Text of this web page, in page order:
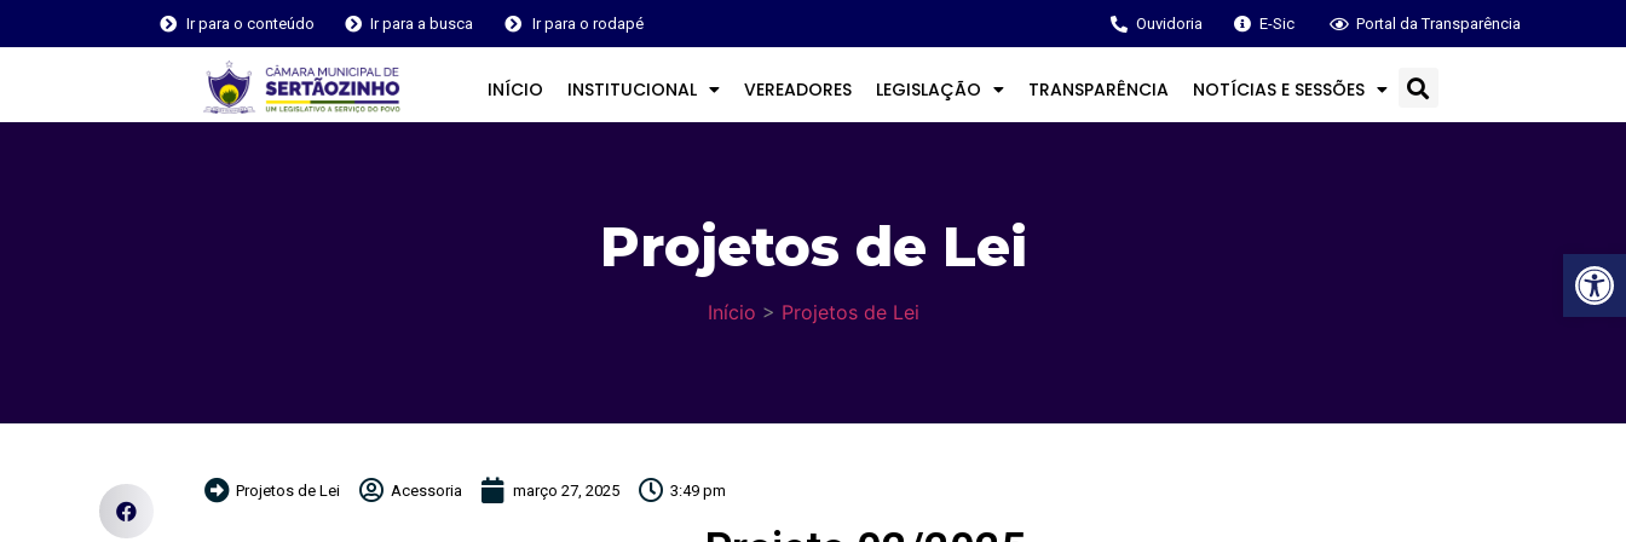
Ir para o conteúdo Ir para a busca Ir para o rodapé Ouvidoria E-Sic Portal da Transparência
INÍCIO INSTITUCIONAL VEREADORES LEGISLAÇÃO TRANSPARÊNCIA NOTÍCIAS E SESSÕES
Projetos de Lei
Início > Projetos de Lei
Projetos de Lei Acessoria março 27, 2025 3:49 pm